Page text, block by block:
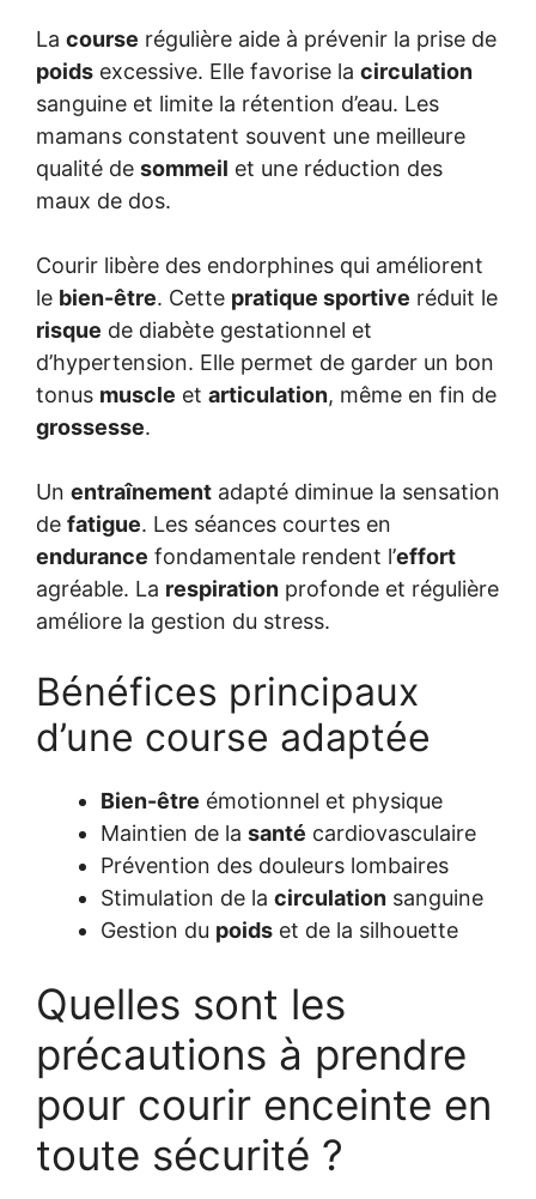
La course régulière aide à prévenir la prise de
poids excessive. Elle favorise la circulation
sanguine et limite la rétention d’eau. Les
mamans constatent souvent une meilleure
qualité de sommeil et une réduction des
maux de dos.
Courir libère des endorphines qui améliorent
le bien-être. Cette pratique sportive réduit le
risque de diabète gestationnel et
d’hypertension. Elle permet de garder un bon
tonus muscle et articulation, même en fin de
grossesse.
Un entraînement adapté diminue la sensation
de fatigue. Les séances courtes en
endurance fondamentale rendent l’effort
agréable. La respiration profonde et régulière
améliore la gestion du stress.
Bénéfices principaux
d’une course adaptée
Bien-être émotionnel et physique
Maintien de la santé cardiovasculaire
Prévention des douleurs lombaires
Stimulation de la circulation sanguine
Gestion du poids et de la silhouette
Quelles sont les
précautions à prendre
pour courir enceinte en
toute sécurité ?